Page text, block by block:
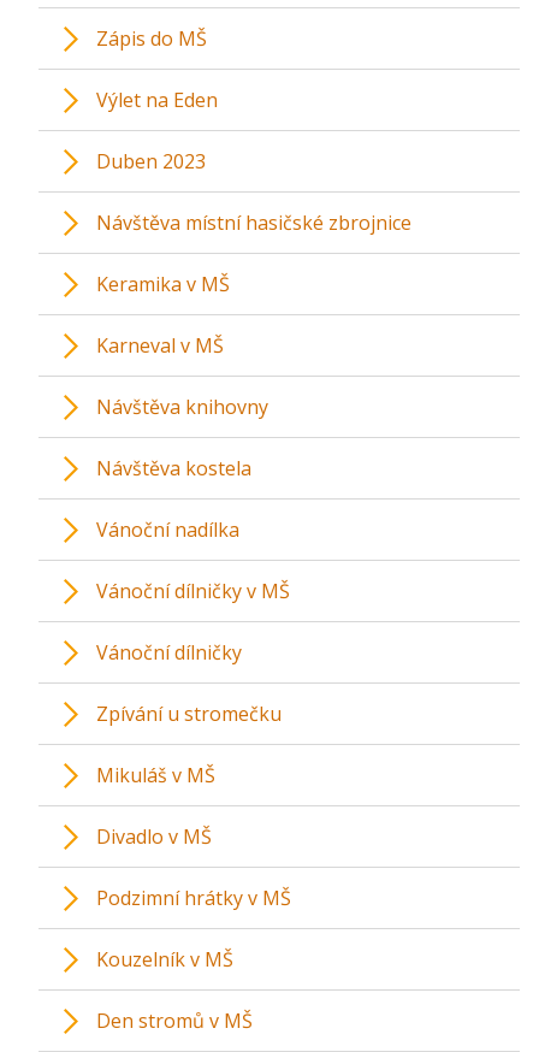
Zápis do MŠ
Výlet na Eden
Duben 2023
Návštěva místní hasičské zbrojnice
Keramika v MŠ
Karneval v MŠ
Návštěva knihovny
Návštěva kostela
Vánoční nadílka
Vánoční dílničky v MŠ
Vánoční dílničky
Zpívání u stromečku
Mikuláš v MŠ
Divadlo v MŠ
Podzimní hrátky v MŠ
Kouzelník v MŠ
Den stromů v MŠ